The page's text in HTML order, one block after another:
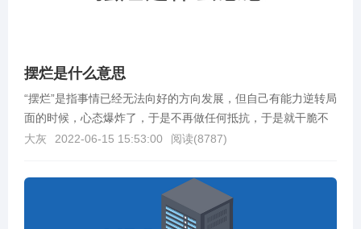
摆烂是什么意思
“摆烂”是指事情已经无法向好的方向发展，但自己有能力逆转局
面的时候，心态爆炸了，于是不再做任何抵抗，于是就干脆不
再采取措施加以控制而是任由其往坏的方向继续发展下...
大灰 2022-06-15 15:53:00 阅读(8787)